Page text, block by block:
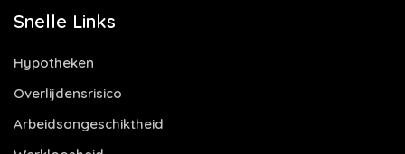
Snelle Links
Hypotheken
Overlijdensrisico
Arbeidsongeschiktheid